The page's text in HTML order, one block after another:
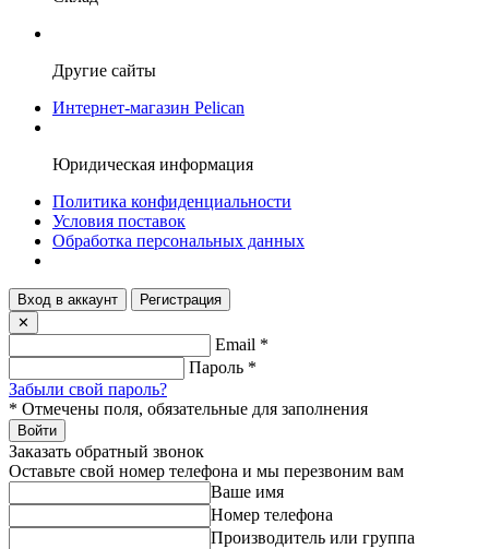
Другие сайты
Интернет-магазин Pelican
Юридическая информация
Политика конфиденциальности
Условия поставок
Обработка персональных данных
Вход в аккаунт
Регистрация
✕
Email *
Пароль *
Забыли свой пароль?
* Отмечены поля, обязательные для заполнения
Войти
Заказать обратный звонок
Оставьте свой номер телефона и мы перезвоним вам
Ваше имя
Номер телефона
Производитель или группа